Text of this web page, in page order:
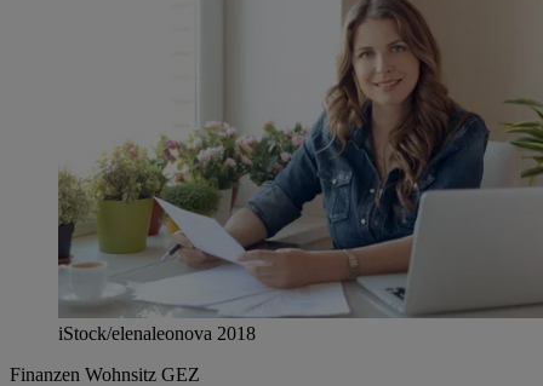
iStock/elenaleonova 2018
Finanzen Wohnsitz GEZ